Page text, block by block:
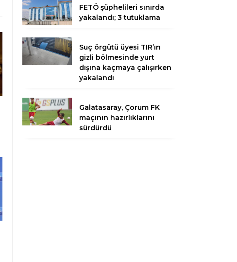
FETÖ şüphelileri sınırda
yakalandı; 3 tutuklama
Suç örgütü üyesi TIR’ın
gizli bölmesinde yurt
dışına kaçmaya çalışırken
yakalandı
Galatasaray, Çorum FK
maçının hazırlıklarını
sürdürdü